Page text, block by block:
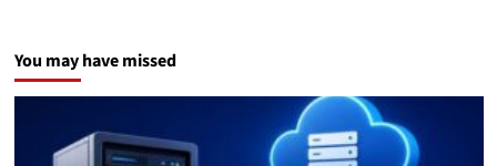
You may have missed